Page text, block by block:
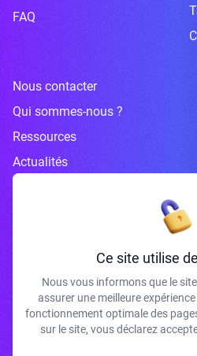
FAQ
Nous contacter
Qui sommes-nous ?
Ressources
Actualités
Inscrivez-vous à
J'accepte de recevoir vos e-mails et
votre politique de
Ce site utilise
Nous vous informons que le
assurer une meilleure
fonctionnement optimale des
sur le site, vous déclarez